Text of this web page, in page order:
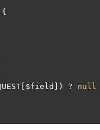
{
? null